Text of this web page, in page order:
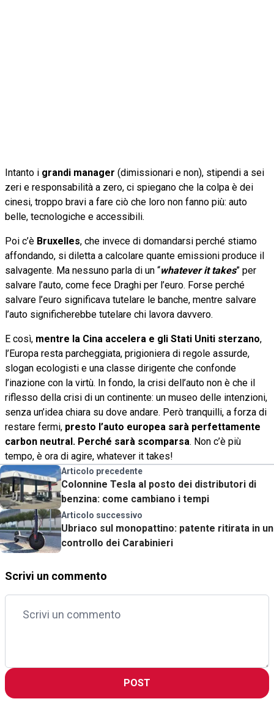
Intanto i grandi manager (dimissionari e non), stipendi a sei
zeri e responsabilità a zero, ci spiegano che la colpa è dei
cinesi, troppo bravi a fare ciò che loro non fanno più: auto
belle, tecnologiche e accessibili.
Poi c’è Bruxelles, che invece di domandarsi perché stiamo
affondando, si diletta a calcolare quante emissioni produce il
salvagente. Ma nessuno parla di un “whatever it takes” per
salvare l’auto, come fece Draghi per l’euro. Forse perché
salvare l’euro significava tutelare le banche, mentre salvare
l’auto significherebbe tutelare chi lavora davvero.
E così, mentre la Cina accelera e gli Stati Uniti sterzano,
l’Europa resta parcheggiata, prigioniera di regole assurde,
slogan ecologisti e una classe dirigente che confonde
l’inazione con la virtù. In fondo, la crisi dell’auto non è che il
riflesso della crisi di un continente: un museo delle intenzioni,
senza un’idea chiara su dove andare. Però tranquilli, a forza di
restare fermi, presto l’auto europea sarà perfettamente
carbon neutral. Perché sarà scomparsa. Non c’è più
tempo, è ora di agire, whatever it takes!
Articolo precedente
Colonnine Tesla al posto dei distributori di
benzina: come cambiano i tempi
Articolo successivo
Ubriaco sul monopattino: patente ritirata in un
controllo dei Carabinieri
Scrivi un commento
POST